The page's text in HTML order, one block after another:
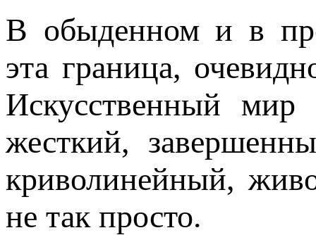
В обыденном и в
эта граница,
Искусственный мир
жесткий,
криволинейный,
не так просто.